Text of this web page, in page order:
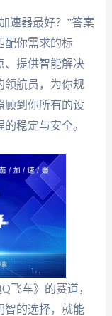
速器最好？”答案
配你需求的标
、提供智能解决
领航员，为你规
顾到你所有的设
稳定与安全。
飞车》的赛道，
智的选择，就能